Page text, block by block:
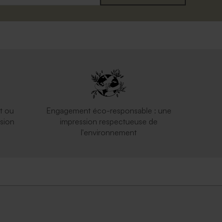
ou
Engagement éco-responsable : une
impression respectueuse de
l'environnement